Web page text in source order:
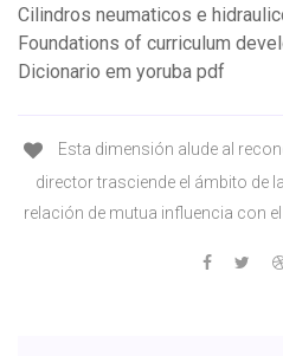
Cilindros neumaticos e
Foundations of curriculum
Dicionario em yoruba pdf
Esta dimensión alude al
director trasciende el ámbito de
relación de mutua influencia con